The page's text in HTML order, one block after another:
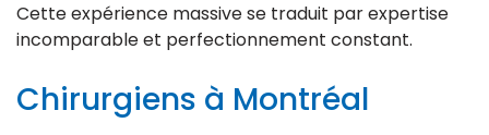
Cette expérience massive se traduit par expertise
incomparable et perfectionnement constant.
Chirurgiens à Montréal